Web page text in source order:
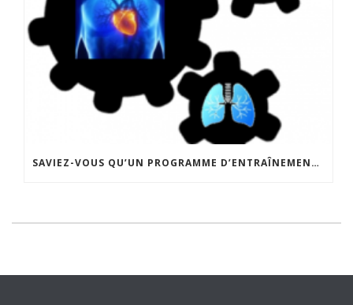
SAVIEZ-VOUS QU’UN PROGRAMME D’ENTRAÎNEMENT ADAPTÉ DE MUSCULATION PEUT AMÉLIORER LA PERFORMANCE À LA COURSE?